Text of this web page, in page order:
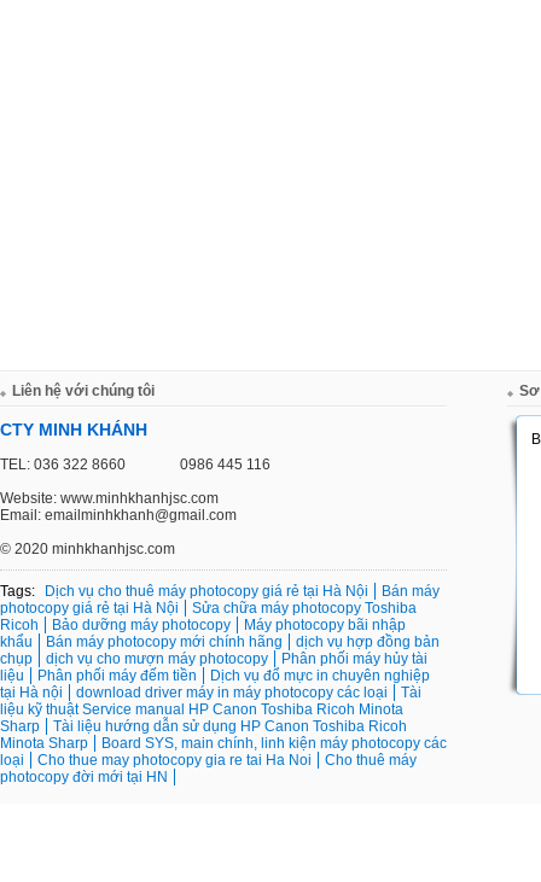
Liên hệ với chúng tôi
CTY MINH KHÁNH
TEL: 036 322 8660 0986 445 116
Website: www.minhkhanhjsc.com
Email: emailminhkhanh@gmail.com
© 2020 minhkhanhjsc.com
Tags: Dịch vụ cho thuê máy photocopy giá rẻ tại Hà Nội
Bán máy
photocopy giá rẻ tại Hà Nội
Sửa chữa máy photocopy Toshiba
Ricoh
Bảo dưỡng máy photocopy
Máy photocopy bãi nhập
khẩu
Bán máy photocopy mới chính hãng
dịch vụ hợp đồng bản
chụp
dịch vụ cho mượn máy photocopy
Phân phối máy hủy tài
liệu
Phân phối máy đếm tiền
Dịch vụ đổ mực in chuyên nghiệp
tại Hà nội
download driver máy in máy photocopy các loại
Tài
liệu kỹ thuật Service manual HP Canon Toshiba Ricoh Minota
Sharp
Tài liệu hướng dẫn sử dụng HP Canon Toshiba Ricoh
Minota Sharp
Board SYS, main chính, linh kiện máy photocopy các
loại
Cho thue may photocopy gia re tai Ha Noi
Cho thuê máy
photocopy đời mới tại HN